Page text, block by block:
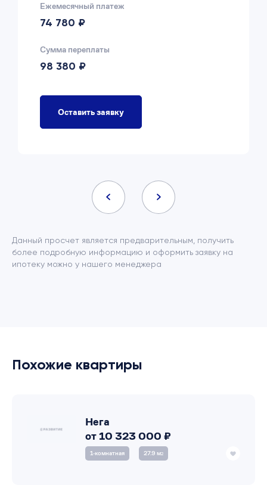
Ежемесячный платеж
74 780 ₽
Сумма переплаты
98 380 ₽
Оставить заявку
Данный просчет является предварительным, получить
более подробную информацию и оформить заявку на
ипотеку можно у нашего менеджера
Похожие квартиры
Нега
от 10 323 000 ₽
1‑комнатная 27.9 м2